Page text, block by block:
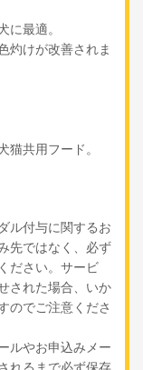
に最適。
灼けが改善されま
猫共用フード。
ル付与に関するお
先ではなく、必ず
ださい。サービ
された場合、いか
のでご注意くださ
ルやお申込みメー
れるまで必ず保存